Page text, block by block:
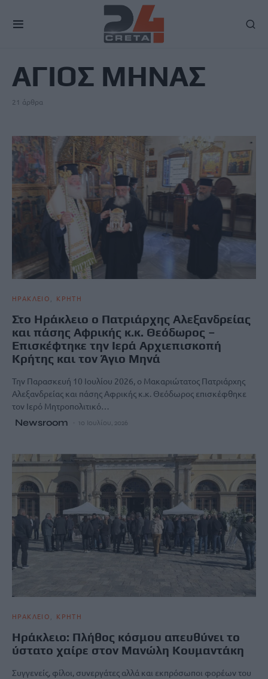
ΑΓΙΟΣ ΜΗΝΑΣ
21 άρθρα
ΗΡΑΚΛΕΙΟ ΚΡΗΤΗ
Στο Ηράκλειο ο Πατριάρχης Αλεξανδρείας
και πάσης Αφρικής κ.κ. Θεόδωρος –
Επισκέφτηκε την Ιερά Αρχιεπισκοπή
Κρήτης και τον Άγιο Μηνά
Την Παρασκευή 10 Ιουλίου 2026, ο Μακαριώτατος Πατριάρχης
Αλεξανδρείας και πάσης Αφρικής κ.κ. Θεόδωρος επισκέφθηκε
τον Ιερό Μητροπολιτικό…
Newsroom 10 Ιουλίου, 2026
ΗΡΑΚΛΕΙΟ ΚΡΗΤΗ
Ηράκλειο: Πλήθος κόσμου απευθύνει το
ύστατο χαίρε στον Μανώλη Κουμαντάκη
Συγγενείς, φίλοι, συνεργάτες αλλά και εκπρόσωποι φορέων του